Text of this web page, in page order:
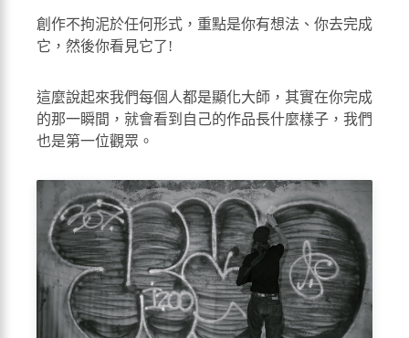
創作不拘泥於任何形式，重點是你有想法、你去完成
它，然後你看見它了!
這麼說起來我們每個人都是顯化大師，其實在你完成
的那一瞬間，就會看到自己的作品長什麼樣子，我們
也是第一位觀眾。